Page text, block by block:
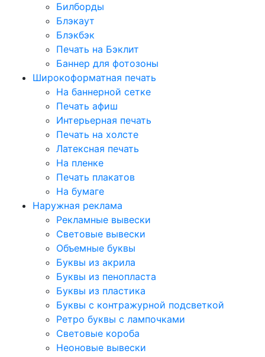
Билборды
Блэкаут
Блэкбэк
Печать на Бэклит
Баннер для фотозоны
Широкоформатная печать
На баннерной сетке
Печать афиш
Интерьерная печать
Печать на холсте
Латексная печать
На пленке
Печать плакатов
На бумаге
Наружная реклама
Рекламные вывески
Световые вывески
Объемные буквы
Буквы из акрила
Буквы из пенопласта
Буквы из пластика
Буквы с контражурной подсветкой
Ретро буквы с лампочками
Световые короба
Неоновые вывески